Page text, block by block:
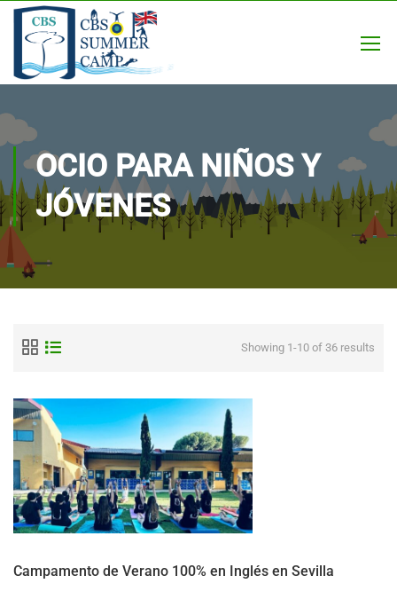
OCIO PARA NIÑOS Y
JÓVENES
Showing 1-10 of 36 results
Campamento de Verano 100% en Inglés en Sevilla